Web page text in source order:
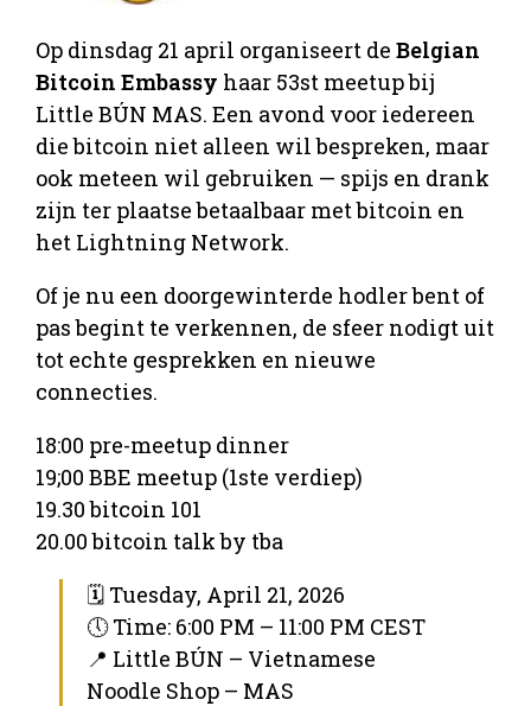
Op dinsdag 21 april organiseert de Belgian
Bitcoin Embassy haar 53st meetup bij
Little BÚN MAS. Een avond voor iedereen
die bitcoin niet alleen wil bespreken, maar
ook meteen wil gebruiken — spijs en drank
zijn ter plaatse betaalbaar met bitcoin en
het Lightning Network.
Of je nu een doorgewinterde hodler bent of
pas begint te verkennen, de sfeer nodigt uit
tot echte gesprekken en nieuwe
connecties.
18:00 pre-meetup dinner
19;00 BBE meetup (1ste verdiep)
19.30 bitcoin 101
20.00 bitcoin talk by tba
🗓 Tuesday, April 21, 2026
🕔 Time: 6:00 PM – 11:00 PM CEST
📍 Little BÚN – Vietnamese
Noodle Shop – MAS